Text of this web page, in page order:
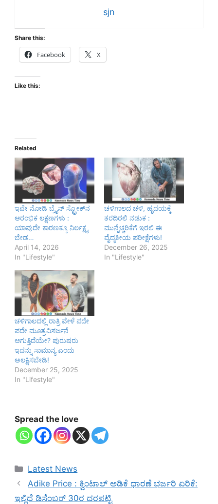
sjn
Share this:
Facebook X
Like this:
Related
ಇವೇ ನೋಡಿ ಬ್ರೈನ್ ಸ್ಟ್ರೋಕ್‌ನ
ಆರಂಭಿಕ ಲಕ್ಷಣಗಳು :
ಯಾವುದೇ ಕಾರಣಕ್ಕೂ ನಿರ್ಲಕ್ಷ್ಯ
ಬೇಡ…
April 14, 2026
In "Lifestyle"
ಚಳಿಗಾಲದ ಚಳಿ, ಹೃದಯಕ್ಕೆ
ತರದಿರಲಿ ನಡುಕ :
ಮುನ್ನೆಚ್ಚರಿಕೆಗೆ ಇರಲಿ ಈ
ವೈದ್ಯಕೀಯ ಪರೀಕ್ಷೆಗಳು!
December 26, 2025
In "Lifestyle"
ಚಳಿಗಾಲದಲ್ಲಿ ರಾತ್ರಿ ವೇಳೆ ಪದೇ
ಪದೇ ಮೂತ್ರವಿಸರ್ಜನೆ
ಆಗುತ್ತಿದೆಯೇ? ಪುರುಷರು
ಇದನ್ನು ಸಾಮಾನ್ಯ ಎಂದು
ಅಲಕ್ಷಿಸಬೇಡಿ!
December 25, 2025
In "Lifestyle"
Spread the love
Categories
Latest News
Adike Price : ಕ್ವಿಂಟಾಲ್‌ ಅಡಿಕೆ ಧಾರಣೆ ಭರ್ಜರಿ ಏರಿಕೆ:
ಇಲ್ಲಿದೆ ಡಿಸೆಂಬರ್ 30ರ ದರಪಟ್ಟಿ